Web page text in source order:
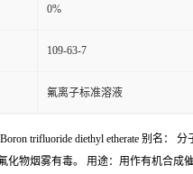
0%
109-63-7
氟离子标准溶液
trifluoride diethyl etherate 别名：
物烟雾有毒。 用途：用作有机合成